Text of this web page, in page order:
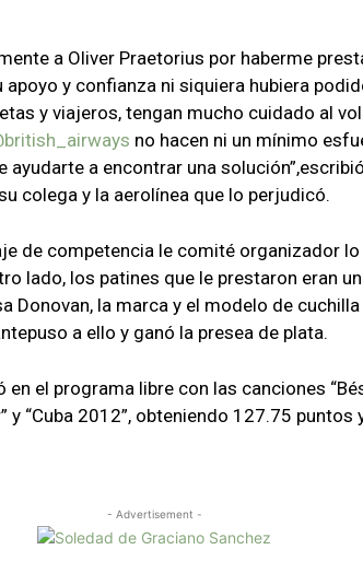
a Oliver Praetorius por haberme
apoyo y confianza ni siquiera hubiera
y viajeros, tengan mucho cuidado al
no hacen ni un mínimo
ayudarte a encontrar una
colega y la aerolínea que lo perjudicó.
de competencia le comité organizador lo
lado, los patines que le prestaron eran
Donovan, la marca y el modelo de
a ello y ganó la presea de plata.
en el programa libre con las canciones
y “Cuba 2012”, obteniendo 127.75 puntos
- Advertisement -